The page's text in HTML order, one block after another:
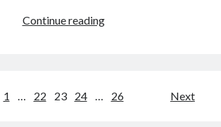
Continue readingDuhet
se…!
1 … 22 23 24 … 26 Next